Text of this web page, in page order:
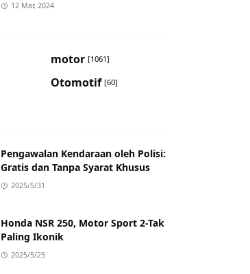
12 Mar, 2024
motor [1061]
Otomotif [60]
Pengawalan Kendaraan oleh Polisi:
Gratis dan Tanpa Syarat Khusus
2025/5/31
Honda NSR 250, Motor Sport 2-Tak
Paling Ikonik
2025/5/25